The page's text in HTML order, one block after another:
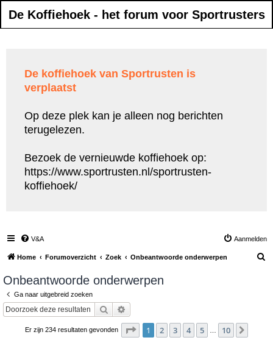
De Koffiehoek - het forum voor Sportrusters
De koffiehoek van Sportrusten is
verplaatst
Op deze plek kan je alleen nog berichten
terugelezen.
Bezoek de vernieuwde koffiehoek op:
https://www.sportrusten.nl/sportrusten-
koffiehoek/
V&A Aanmelden
Home Forumoverzicht Zoek Onbeantwoorde onderwerpen
Onbeantwoorde onderwerpen
Ga naar uitgebreid zoeken
Zoek
Er zijn 234 resultaten gevonden Pagina van 10
1 2 3 4 5 10